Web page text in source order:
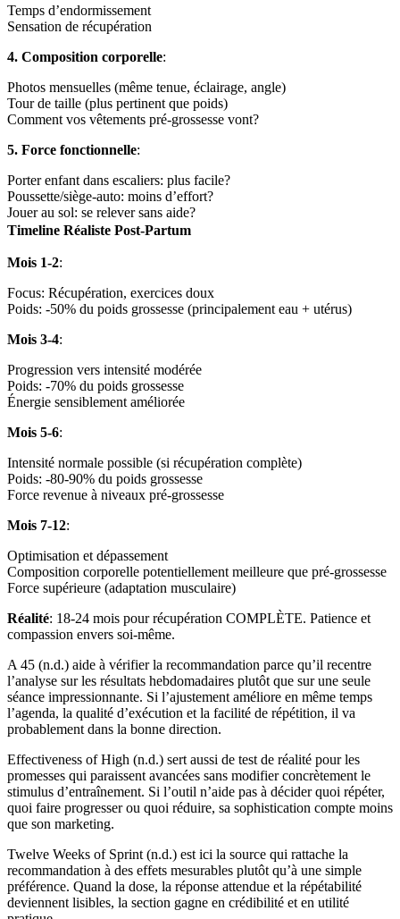
Temps d’endormissement
Sensation de récupération
4. Composition corporelle:
Photos mensuelles (même tenue, éclairage, angle)
Tour de taille (plus pertinent que poids)
Comment vos vêtements pré-grossesse vont?
5. Force fonctionnelle:
Porter enfant dans escaliers: plus facile?
Poussette/siège-auto: moins d’effort?
Jouer au sol: se relever sans aide?
Timeline Réaliste Post-Partum
Mois 1-2:
Focus: Récupération, exercices doux
Poids: -50% du poids grossesse (principalement eau + utérus)
Mois 3-4:
Progression vers intensité modérée
Poids: -70% du poids grossesse
Énergie sensiblement améliorée
Mois 5-6:
Intensité normale possible (si récupération complète)
Poids: -80-90% du poids grossesse
Force revenue à niveaux pré-grossesse
Mois 7-12:
Optimisation et dépassement
Composition corporelle potentiellement meilleure que pré-grossesse
Force supérieure (adaptation musculaire)
Réalité: 18-24 mois pour récupération COMPLÈTE. Patience et
compassion envers soi-même.
A 45 (n.d.) aide à vérifier la recommandation parce qu’il recentre
l’analyse sur les résultats hebdomadaires plutôt que sur une seule
séance impressionnante. Si l’ajustement améliore en même temps
l’agenda, la qualité d’exécution et la facilité de répétition, il va
probablement dans la bonne direction.
Effectiveness of High (n.d.) sert aussi de test de réalité pour les
promesses qui paraissent avancées sans modifier concrètement le
stimulus d’entraînement. Si l’outil n’aide pas à décider quoi répéter,
quoi faire progresser ou quoi réduire, sa sophistication compte moins
que son marketing.
Twelve Weeks of Sprint (n.d.) est ici la source qui rattache la
recommandation à des effets mesurables plutôt qu’à une simple
préférence. Quand la dose, la réponse attendue et la répétabilité
deviennent lisibles, la section gagne en crédibilité et en utilité